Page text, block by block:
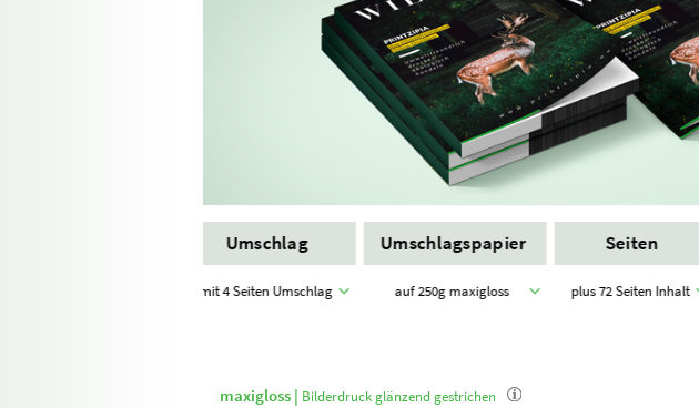
Umschlag
mit 4 Seiten Umschlag
Umschlagspapier
auf 250g maxigloss
Seiten
plus 72 Seiten Inhalt
maxigloss | Bilderdruck glänzend gestrichen